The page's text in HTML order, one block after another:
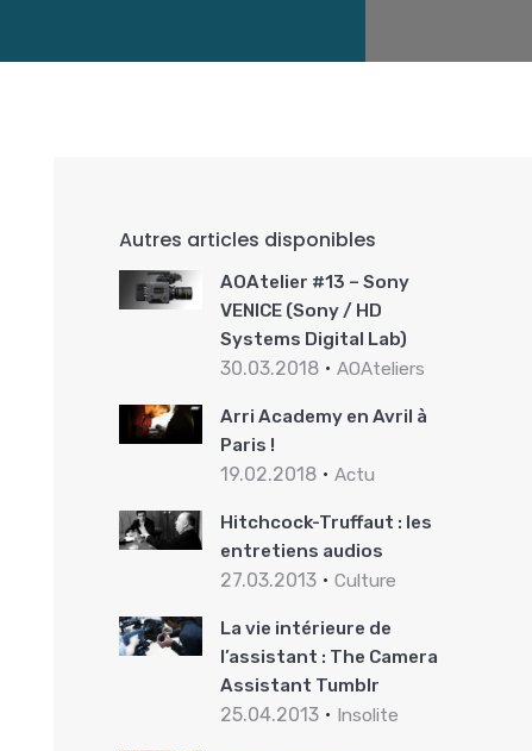
Autres articles disponibles
AOAtelier #13 – Sony
VENICE (Sony / HD
Systems Digital Lab)
30.03.2018 AOAteliers
Arri Academy en Avril à
Paris !
19.02.2018 Actu
Hitchcock-Truffaut : les
entretiens audios
27.03.2013 Culture
La vie intérieure de
l’assistant : The Camera
Assistant Tumblr
25.04.2013 Insolite